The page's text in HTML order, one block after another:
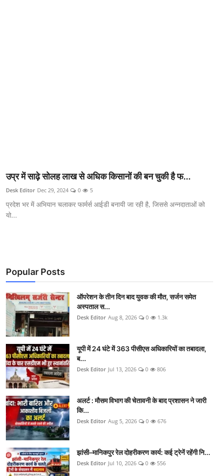
उप्र में साढ़े सोलह लाख से अधिक किसानों की बन चुकी है फ...
Desk Editor Dec 29, 2024 0 5
प्रदेश भर में अभियान चलाकर फार्मर्स आईडी बनायी जा रही है, जिससे अन्नदाताओं को
यो...
Popular Posts
ऑपरेशन के तीन दिन बाद युवक की मौत, सर्जन समेत
अस्पताल स...
Desk Editor Aug 8, 2026 0 1.3k
यूपी में 24 घंटे में 363 पीसीएस अधिकारियों का तबादला,
ब...
Desk Editor Jul 13, 2026 0 806
अलर्ट : मौसम विभाग की चेतावनी के बाद प्रशासन ने जारी
कि...
Desk Editor Aug 5, 2026 0 676
झांसी–मानिकपुर रेल दोहरीकरण कार्य: कई ट्रेनें रहेंगी नि...
Desk Editor Jul 10, 2026 0 556